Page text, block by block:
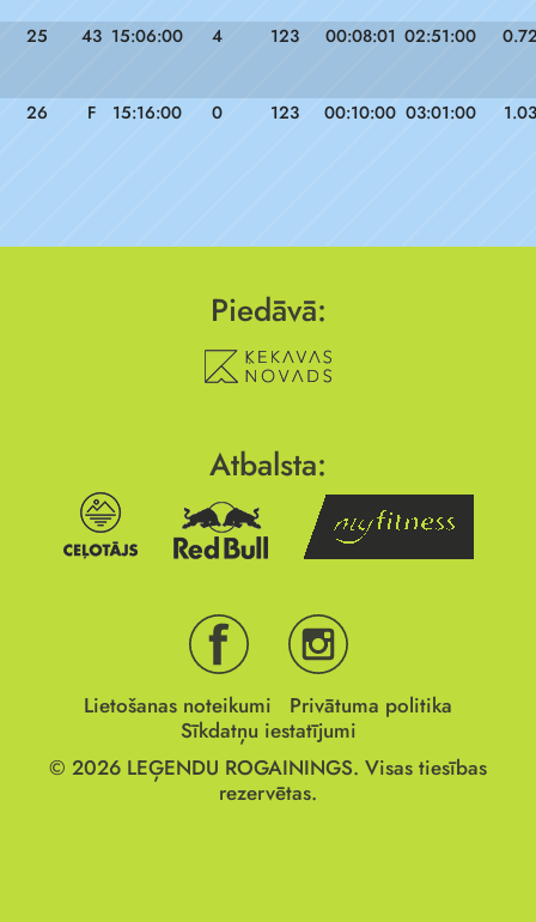
25 43 15:06:00 4 123 00:08:01 02:51:00
26 F 15:16:00 0 123 00:10:00 03:01:00 1.03
Piedāvā:
Atbalsta:
Lietošanas noteikumi
Privātuma politika
Sīkdatņu iestatījumi
© 2026 LEĢENDU ROGAININGS. Visas tiesības
rezervētas.